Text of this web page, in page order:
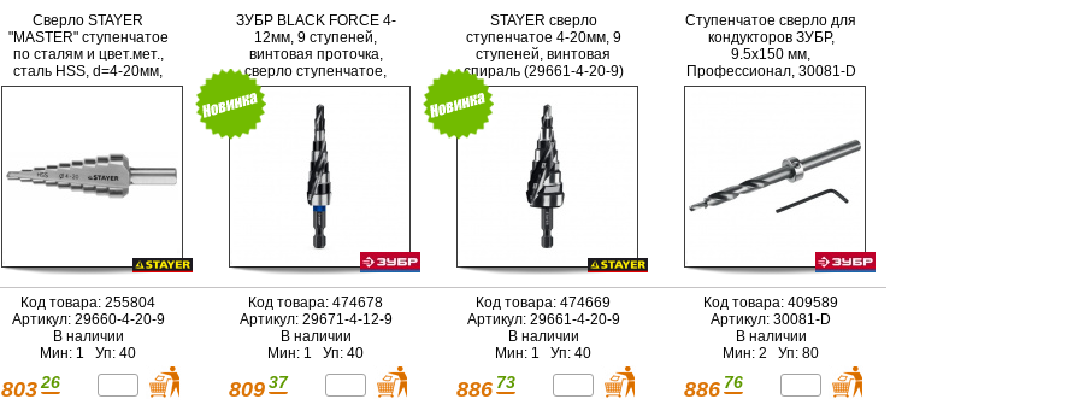
Сверло STAYER
"MASTER" ступенчатое
по сталям и цвет.мет.,
сталь HSS, d=4-20мм,
9ступ.d 4-20, L-75
Код товара: 255804
Артикул: 29660-4-20-9
В наличии
Мин: 1 Уп: 40
803 26
ЗУБР BLACK FORCE 4-
12мм, 9 ступеней,
винтовая проточка,
сверло ступенчатое,
ПРОФЕССИОНАЛ
(29671-4-12-9)
Код товара: 474678
Артикул: 29671-4-12-9
В наличии
Мин: 1 Уп: 40
809 37
STAYER сверло
ступенчатое 4-20мм, 9
ступеней, винтовая
спираль (29661-4-20-9)
Код товара: 474669
Артикул: 29661-4-20-9
В наличии
Мин: 1 Уп: 40
886 73
Ступенчатое сверло для
кондукторов ЗУБР,
9.5х150 мм,
Профессионал, 30081-D
Код товара: 409589
Артикул: 30081-D
В наличии
Мин: 2 Уп: 80
886 76